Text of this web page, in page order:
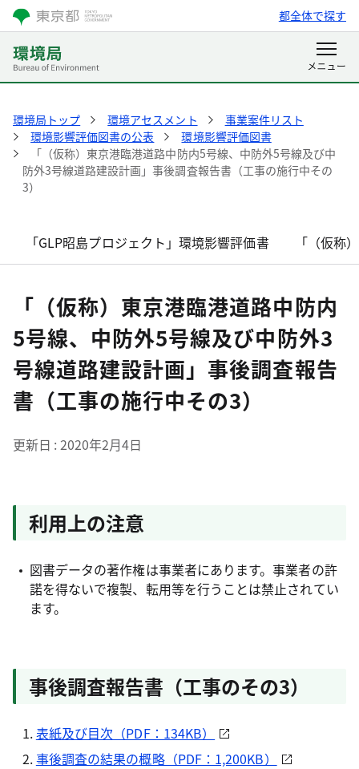
都全体で探す
環境局トップ 環境アセスメント
事業案件リスト
環境影響評価図書の公表
環境影響評価図書
「（仮称）東京港臨港道路中防内5号線、中防外5号線及び中
防外3号線道路建設計画」事後調査報告書（工事の施行中その
3）
「GLP昭島プロジェクト」環境影響評価書 「（仮称
「（仮称）東京港臨港道路中防内
5号線、中防外5号線及び中防外3
号線道路建設計画」事後調査報告
書（工事の施行中その3）
更新日 2020年2月4日
利用上の注意
図書データの著作権は事業者にあります。事業者の許
諾を得ないで複製、転用等を行うことは禁止されてい
ます。
事後調査報告書（工事のその3）
表紙及び目次（PDF：134KB）
事後調査の結果の概略（PDF：1,200KB）